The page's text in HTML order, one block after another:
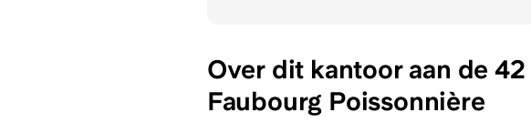
Over dit kantoor aan de 42
Faubourg Poissonnière